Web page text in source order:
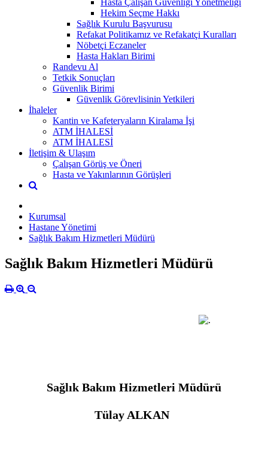
Hekim Seçme Hakkı
Sağlık Kurulu Başvurusu
Refakat Politikamız ve Refakatçi Kuralları
Nöbetçi Eczaneler
Hasta Hakları Birimi
Randevu Al
Tetkik Sonuçları
Güvenlik Birimi
Güvenlik Görevlisinin Yetkileri
İhaleler
Kantin ve Kafeteryaların Kiralama İşi
ATM İHALESİ
ATM İHALESİ
İletişim & Ulaşım
Çalışan Görüş ve Öneri
Hasta ve Yakınlarının Görüşleri
Kurumsal
Hastane Yönetimi
Sağlık Bakım Hizmetleri Müdürü
Sağlık Bakım Hizmetleri Müdürü
Sağlık Bakım Hizmetleri Müdürü
Tülay ALKAN